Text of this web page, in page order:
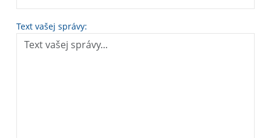
Text vašej správy: